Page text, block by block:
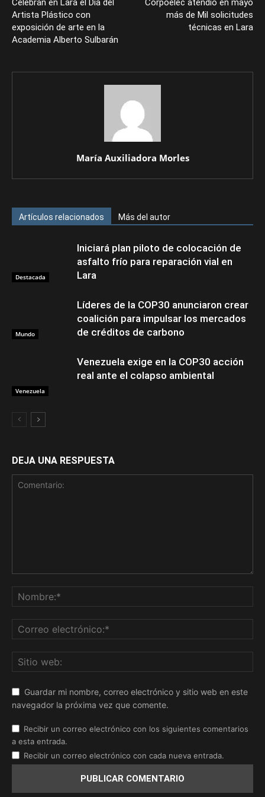
Celebran en Lara el Día del
Artista Plástico con
exposición de arte en la
Academia Alberto Sulbarán
Corpoelec atendió en mayo
más de Mil solicitudes
técnicas en Lara
María Auxiliadora Morles
Artículos relacionados Más del autor
Destacada
Iniciará plan piloto de colocación de
asfalto frío para reparación vial en
Lara
Mundo
Líderes de la COP30 anunciaron crear
coalición para impulsar los mercados
de créditos de carbono
Venezuela
Venezuela exige en la COP30 acción
real ante el colapso ambiental
DEJA UNA RESPUESTA
Guardar mi nombre, correo electrónico y sitio web en este
navegador la próxima vez que comente.
Recibir un correo electrónico con los siguientes comentarios
a esta entrada.
Recibir un correo electrónico con cada nueva entrada.